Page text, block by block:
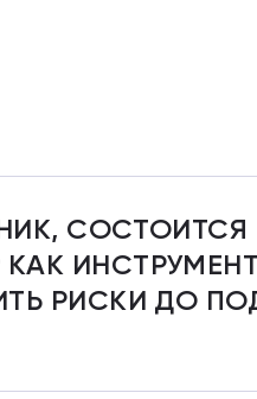
СОСТОИТСЯ
РИСКИ ДО